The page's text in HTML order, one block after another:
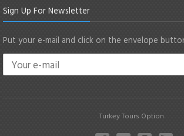
Sign Up For Newsletter
Put your e-mail and click on the envelope
Turkey Tours Option